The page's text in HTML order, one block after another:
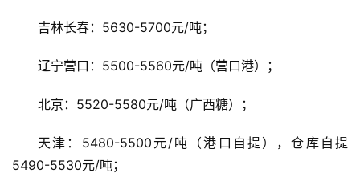
吉林长春：5630-5700元/吨；
辽宁营口：5500-5560元/吨（营口港）；
北京：5520-5580元/吨（广西糖）；
天津：5480-5500元/吨（港口自提），仓库自提
5490-5530元/吨；